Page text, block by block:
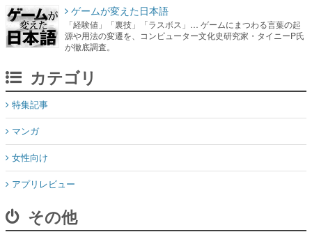
ゲームが変えた日本語
「経験値」「裏技」「ラスボス」… ゲームにまつわる言葉の起
源や用法の変遷を、コンピューター文化史研究家・タイニーP氏
が徹底調査。
カテゴリ
特集記事
マンガ
女性向け
アプリレビュー
その他